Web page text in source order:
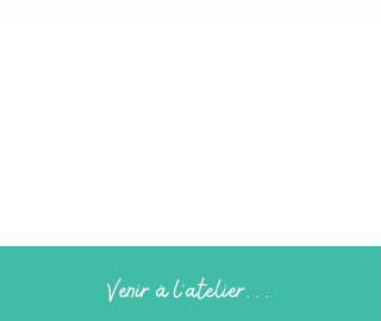
Venir à l'atelier...